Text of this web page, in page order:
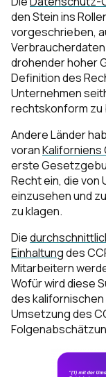
den Stein ins
vorgeschrieben,
drohender hoher
Definition des
Unternehmen
rechtskonform zu
Andere Länder
voranKaliforniens
erste
Recht ein, die
einzusehen und
zu klagen.
Die
Einhaltungdes
Mitarbeitern
Wofür wird diese
des
Umsetzung des